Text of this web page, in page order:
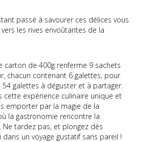
passé à savourer ces délices vous
les rives envoûtantes de la
carton de 400g renferme 9 sachets
chacun contenant 6 galettes, pour
galettes à déguster et à partager.
cette expérience culinaire unique et
emporter par la magie de la
la gastronomie rencontre la
Ne tardez pas, et plongez dès
dans un voyage gustatif sans pareil !